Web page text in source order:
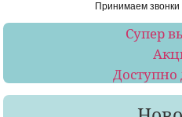
Принимаем звонки
Супер
Доступно